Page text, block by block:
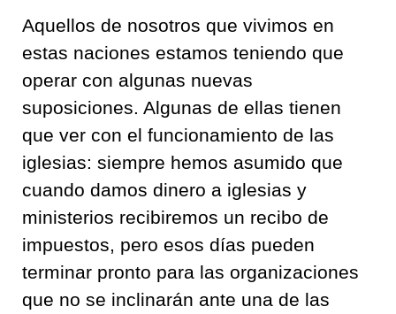
Aquellos de nosotros que vivimos en
estas naciones estamos teniendo que
operar con algunas nuevas
suposiciones. Algunas de ellas tienen
que ver con el funcionamiento de las
iglesias: siempre hemos asumido que
cuando damos dinero a iglesias y
ministerios recibiremos un recibo de
impuestos, pero esos días pueden
terminar pronto para las organizaciones
que no se inclinarán ante una de las